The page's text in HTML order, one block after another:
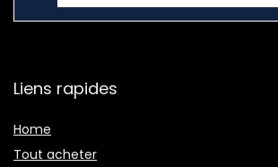
Liens rapides
Home
Tout acheter